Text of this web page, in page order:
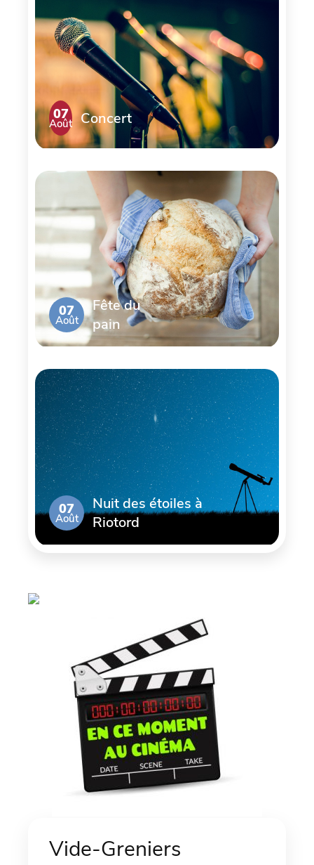
07
Août Concert
07
Août
Fête du
pain
07
Août
Nuit des étoiles à
Riotord
Vide-Greniers